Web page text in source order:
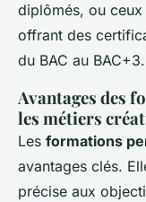
diplômés, ou
offrant des
du BAC au BAC+3.
Avantages des
les métiers
Les formations
avantages clés.
précise aux